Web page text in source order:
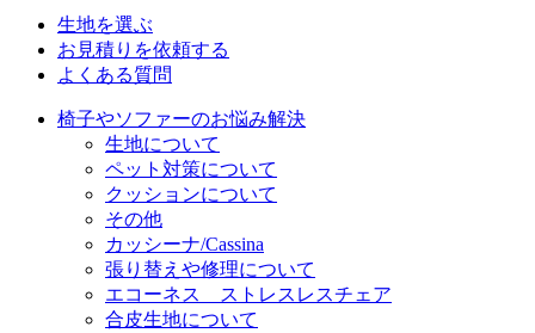
生地を選ぶ
お見積りを依頼する
よくある質問
椅子やソファーのお悩み解決
生地について
ペット対策について
クッションについて
その他
カッシーナ/Cassina
張り替えや修理について
エコーネス ストレスレスチェア
合皮生地について